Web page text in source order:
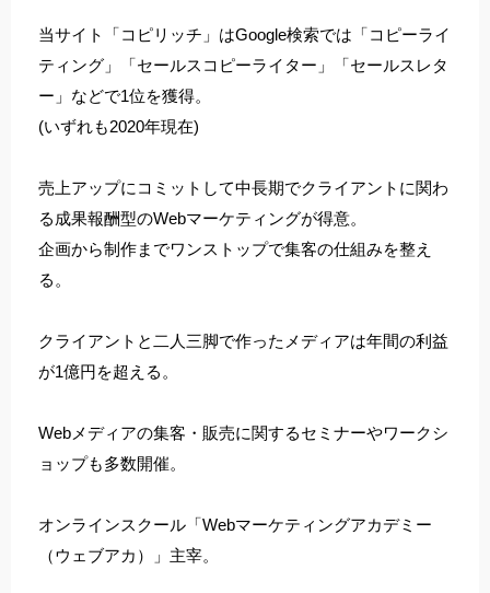
当サイト「コピリッチ」はGoogle検索では「コピーライ
ティング」「セールスコピーライター」「セールスレタ
ー」などで1位を獲得。
(いずれも2020年現在)
売上アップにコミットして中長期でクライアントに関わ
る成果報酬型のWebマーケティングが得意。
企画から制作までワンストップで集客の仕組みを整え
る。
クライアントと二人三脚で作ったメディアは年間の利益
が1億円を超える。
Webメディアの集客・販売に関するセミナーやワークシ
ョップも多数開催。
オンラインスクール「Webマーケティングアカデミー
（ウェブアカ）」主宰。